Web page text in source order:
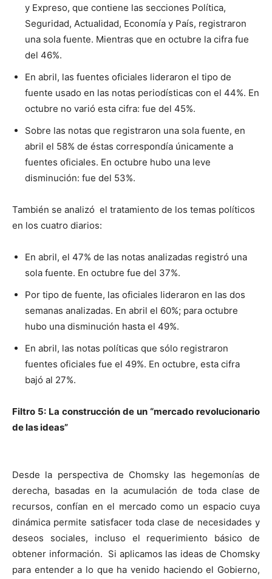
y Expreso, que contiene las secciones Política,
Seguridad, Actualidad, Economía y País, registraron
una sola fuente. Mientras que en octubre la cifra fue
del 46%.
En abril, las fuentes oficiales lideraron el tipo de
fuente usado en las notas periodísticas con el 44%. En
octubre no varió esta cifra: fue del 45%.
Sobre las notas que registraron una sola fuente, en
abril el 58% de éstas correspondía únicamente a
fuentes oficiales. En octubre hubo una leve
disminución: fue del 53%.
También se analizó el tratamiento de los temas políticos
en los cuatro diarios:
En abril, el 47% de las notas analizadas registró una
sola fuente. En octubre fue del 37%.
Por tipo de fuente, las oficiales lideraron en las dos
semanas analizadas. En abril el 60%; para octubre
hubo una disminución hasta el 49%.
En abril, las notas políticas que sólo registraron
fuentes oficiales fue el 49%. En octubre, esta cifra
bajó al 27%.
Filtro 5: La construcción de un “mercado revolucionario
de las ideas”
Desde la perspectiva de Chomsky las hegemonías de
derecha, basadas en la acumulación de toda clase de
recursos, confían en el mercado como un espacio cuya
dinámica permite satisfacer toda clase de necesidades y
deseos sociales, incluso el requerimiento básico de
obtener información. Si aplicamos las ideas de Chomsky
para entender a lo que ha venido haciendo el Gobierno,